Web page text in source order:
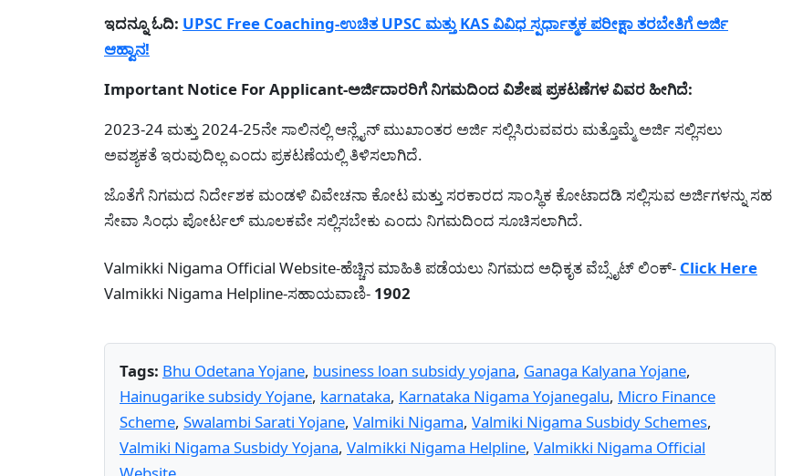
ಇದನ್ನೂ ಓದಿ: UPSC Free Coaching-ಉಚಿತ UPSC ಮತ್ತು KAS ವಿವಿಧ ಸ್ಪರ್ಧಾತ್ಮಕ ಪರೀಕ್ಷಾ ತರಬೇತಿಗೆ ಅರ್ಜಿ
ಆಹ್ವಾನ!
Important Notice For Applicant-ಅರ್ಜಿದಾರರಿಗೆ ನಿಗಮದಿಂದ ವಿಶೇಷ ಪ್ರಕಟಣೆಗಳ ವಿವರ ಹೀಗಿದೆ:
2023-24 ಮತ್ತು 2024-25ನೇ ಸಾಲಿನಲ್ಲಿ ಆನ್ಲೈನ್ ಮುಖಾಂತರ ಅರ್ಜಿ ಸಲ್ಲಿಸಿರುವವರು ಮತ್ತೊಮ್ಮೆ ಅರ್ಜಿ ಸಲ್ಲಿಸಲು
ಅವಶ್ಯಕತೆ ಇರುವುದಿಲ್ಲ ಎಂದು ಪ್ರಕಟಣೆಯಲ್ಲಿ ತಿಳಿಸಲಾಗಿದೆ.
ಜೊತೆಗೆ ನಿಗಮದ ನಿರ್ದೇಶಕ ಮಂಡಳಿ ವಿವೇಚನಾ ಕೋಟ ಮತ್ತು ಸರಕಾರದ ಸಾಂಸ್ಥಿಕ ಕೋಟಾದಡಿ ಸಲ್ಲಿಸುವ ಅರ್ಜಿಗಳನ್ನು ಸಹ
ಸೇವಾ ಸಿಂಧು ಪೋರ್ಟಲ್ ಮೂಲಕವೇ ಸಲ್ಲಿಸಬೇಕು ಎಂದು ನಿಗಮದಿಂದ ಸೂಚಿಸಲಾಗಿದೆ.
Valmikki Nigama Official Website-ಹೆಚ್ಚಿನ ಮಾಹಿತಿ ಪಡೆಯಲು ನಿಗಮದ ಅಧಿಕೃತ ವೆಬ್ಸೈಟ್ ಲಿಂಕ್- Click Here
Valmikki Nigama Helpline-ಸಹಾಯವಾಣಿ- 1902
Tags: Bhu Odetana Yojane, business loan subsidy yojana, Ganaga Kalyana Yojane,
Hainugarike subsidy Yojane, karnataka, Karnataka Nigama Yojanegalu, Micro Finance
Scheme, Swalambi Sarati Yojane, Valmiki Nigama, Valmiki Nigama Susbidy Schemes,
Valmiki Nigama Susbidy Yojana, Valmikki Nigama Helpline, Valmikki Nigama Official